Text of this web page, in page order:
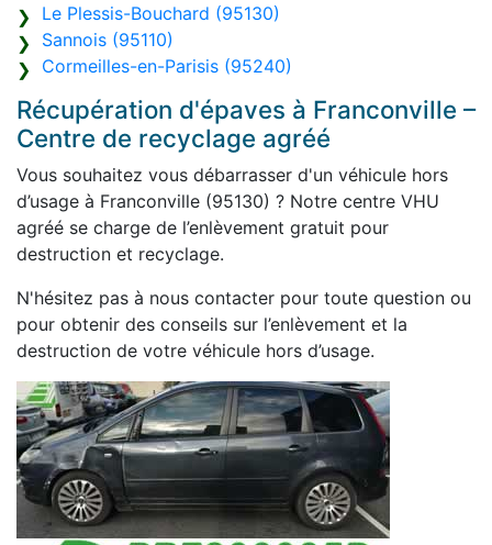
Le Plessis-Bouchard (95130)
Sannois (95110)
Cormeilles-en-Parisis (95240)
Récupération d'épaves à Franconville –
Centre de recyclage agréé
Vous souhaitez vous débarrasser d'un véhicule hors
d’usage à Franconville (95130) ? Notre centre VHU
agréé se charge de l’enlèvement gratuit pour
destruction et recyclage.
N'hésitez pas à nous contacter pour toute question ou
pour obtenir des conseils sur l’enlèvement et la
destruction de votre véhicule hors d’usage.